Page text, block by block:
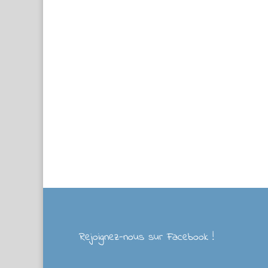
Rejoignez-nous sur Facebook !